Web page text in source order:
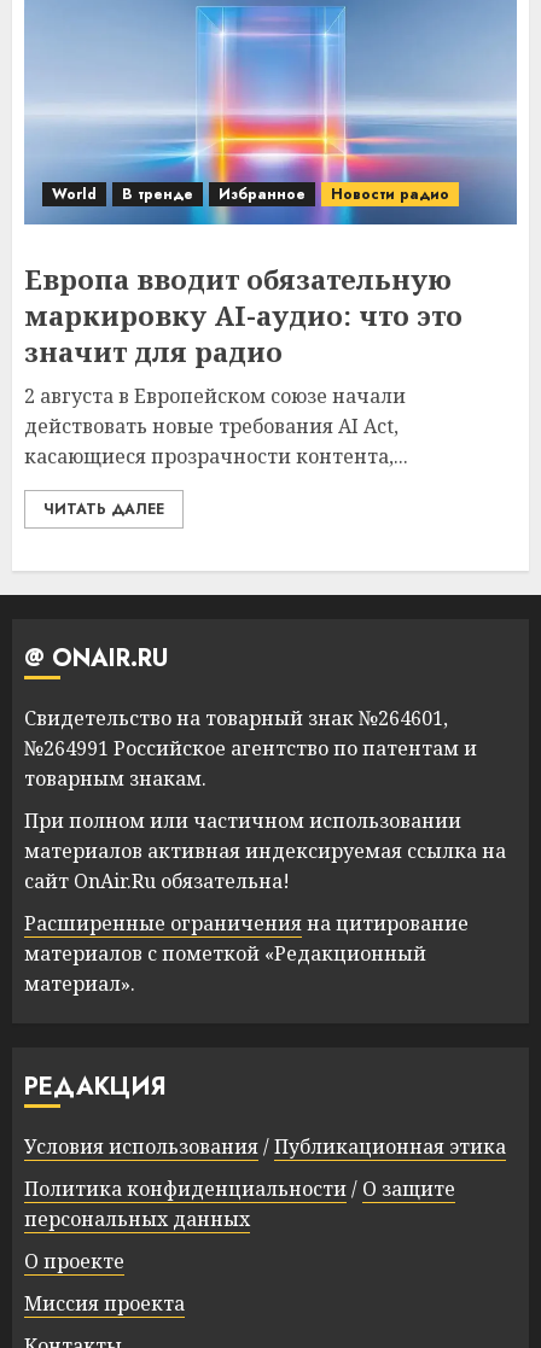
World В тренде Избранное Новости радио
Европа вводит обязательную
маркировку AI-аудио: что это
значит для радио
2 августа в Европейском союзе начали
действовать новые требования AI Act,
касающиеся прозрачности контента,...
ЧИТАТЬ ДАЛЕЕ
@ ONAIR.RU
Свидетельство на товарный знак №264601,
№264991 Российское агентство по патентам и
товарным знакам.
При полном или частичном использовании
материалов активная индексируемая ссылка на
сайт OnAir.Ru обязательна!
Расширенные ограниченияна цитирование
материалов с пометкой «Редакционный
материал».
РЕДАКЦИЯ
Условия использования/Публикационная этика
Политика конфиденциальности/ О защите
персональных данных
О проекте
Миссия проекта